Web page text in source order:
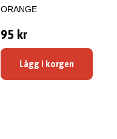
ORANGE
95 kr
Lägg i korgen